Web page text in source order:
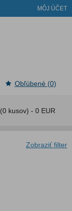
MÔJ ÚČET
(0 kusov) - 0 EUR
Obľúbené (0)
Zobraziť filter